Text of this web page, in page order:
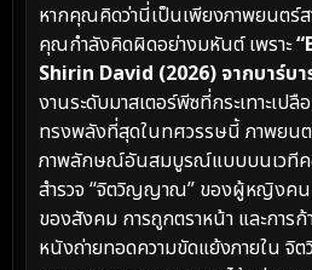
หากคุณคิดว่านี่เป็นเพียงภาพยนตร์
คุณกำลังคิดผิดอย่างมหันต์ เพราะ
Shirin David (2026) จากบาร์บา
งานระดับมาสเตอร์พีซที่กระเทาะเป
ทรงพลังที่สุดในทศวรรษนี้ ภาพยนต
ภาพลักษณ์อันสมบูรณ์แบบบนเวทีค
สำรวจ “จิตวิญญาณ” ของผู้หญิงค
ของสังคม การถูกตราหน้า และการก้
หนังถ่ายทอดความขัดแย้งภายใน จิ